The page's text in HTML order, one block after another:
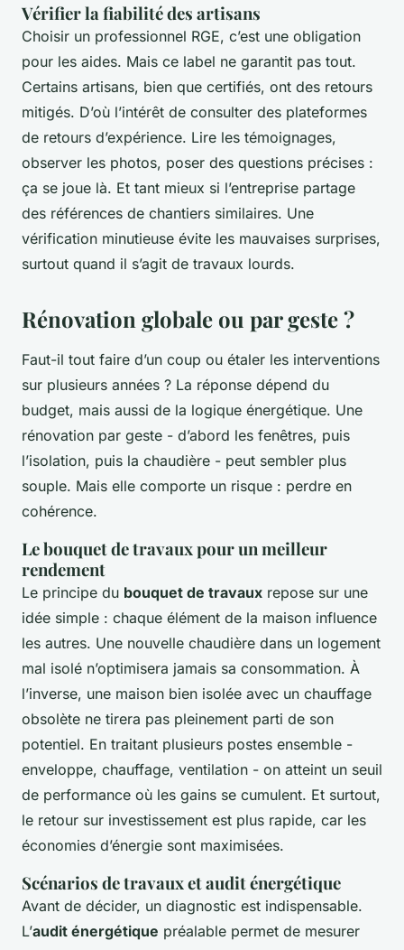
Vérifier la fiabilité des artisans
Choisir un professionnel RGE, c’est une obligation
pour les aides. Mais ce label ne garantit pas tout.
Certains artisans, bien que certifiés, ont des retours
mitigés. D’où l’intérêt de consulter des plateformes
de retours d’expérience. Lire les témoignages,
observer les photos, poser des questions précises :
ça se joue là. Et tant mieux si l’entreprise partage
des références de chantiers similaires. Une
vérification minutieuse évite les mauvaises surprises,
surtout quand il s’agit de travaux lourds.
Rénovation globale ou par geste ?
Faut-il tout faire d’un coup ou étaler les interventions
sur plusieurs années ? La réponse dépend du
budget, mais aussi de la logique énergétique. Une
rénovation par geste - d’abord les fenêtres, puis
l’isolation, puis la chaudière - peut sembler plus
souple. Mais elle comporte un risque : perdre en
cohérence.
Le bouquet de travaux pour un meilleur
rendement
Le principe du bouquet de travaux repose sur une
idée simple : chaque élément de la maison influence
les autres. Une nouvelle chaudière dans un logement
mal isolé n’optimisera jamais sa consommation. À
l’inverse, une maison bien isolée avec un chauffage
obsolète ne tirera pas pleinement parti de son
potentiel. En traitant plusieurs postes ensemble -
enveloppe, chauffage, ventilation - on atteint un seuil
de performance où les gains se cumulent. Et surtout,
le retour sur investissement est plus rapide, car les
économies d’énergie sont maximisées.
Scénarios de travaux et audit énergétique
Avant de décider, un diagnostic est indispensable.
L’audit énergétique préalable permet de mesurer